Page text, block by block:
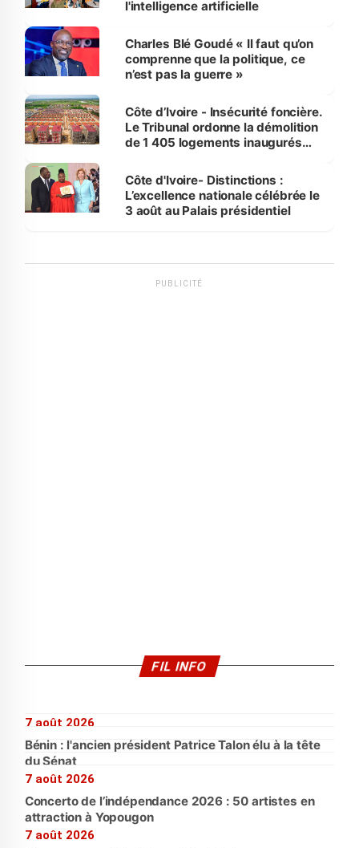
l'intelligence artificielle
Charles Blé Goudé « Il faut qu’on
comprenne que la politique, ce
n’est pas la guerre »
Côte d’Ivoire - Insécurité foncière.
Le Tribunal ordonne la démolition
de 1 405 logements inaugurés
Bassam
Côte d'Ivoire- Distinctions :
L’excellence nationale célébrée le
3 août au Palais présidentiel
PUBLICITÉ
FIL INFO
7 août 2026
Bénin : l'ancien président Patrice Talon élu à la tête
du Sénat
7 août 2026
Concerto de l’indépendance 2026 : 50 artistes en
attraction à Yopougon
7 août 2026